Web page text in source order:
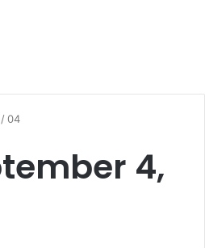
/04
4,